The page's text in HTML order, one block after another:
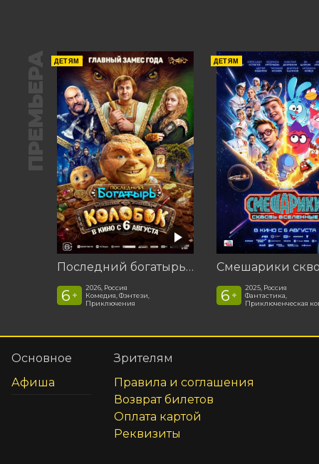
ПРЕМЬЕРА ДЕТЯМ
Последний богатырь. Колобок
6 +
2026, Россия
Комедия, Фэнтези,
Приключения
ДЕТЯМ
6 +
2025, Россия
Фантастика,
Приключенческая
Основное
Афиша
Зрителям
Правила и соглашения
Возврат билетов
Оплата картой
Реквизиты